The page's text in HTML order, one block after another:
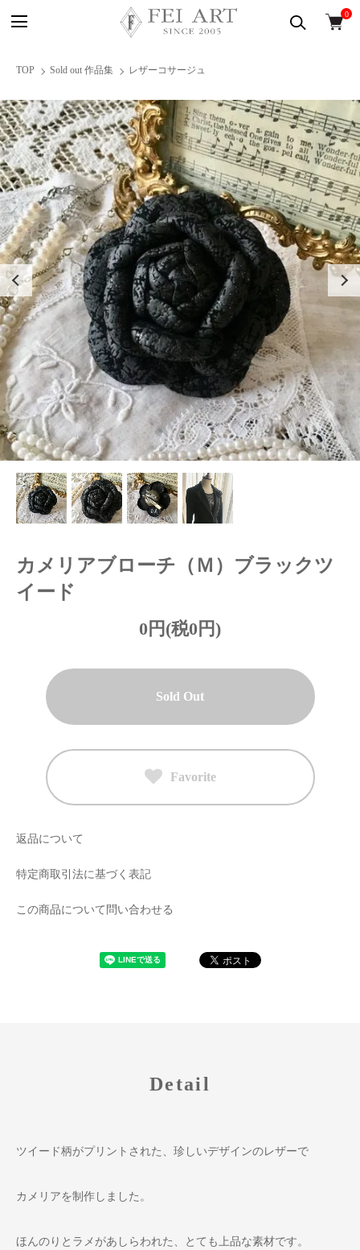
0
TOP Sold out 作品集 レザーコサージュ
カメリアブローチ（Ｍ）ブラックツ
イード
0円(税0円)
Sold Out
Favorite
返品について
特定商取引法に基づく表記
この商品について問い合わせる
Detail
ツイード柄がプリントされた、珍しいデザインのレザーで
カメリアを制作しました。
ほんのりとラメがあしらわれた、とても上品な素材です。